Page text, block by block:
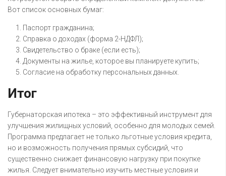
Вот список основных бумаг:
Паспорт гражданина;
Справка о доходах (форма 2-НДФЛ);
Свидетельство о браке (если есть);
Документы на жилье, которое вы планируете купить;
Согласие на обработку персональных данных.
Итог
Губернаторская ипотека – это эффективный инструмент для
улучшения жилищных условий, особенно для молодых семей.
Программа предлагает не только льготные условия кредита,
но и возможность получения прямых субсидий, что
существенно снижает финансовую нагрузку при покупке
жилья. Следует внимательно изучить местные условия и